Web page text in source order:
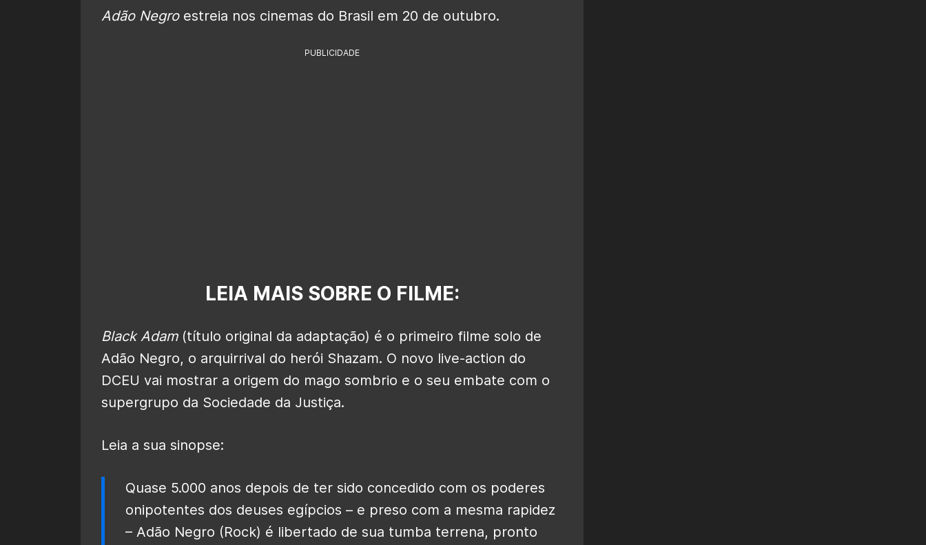
Adão Negroestreia nos cinemas do Brasil em 20 de outubro.
PUBLICIDADE
LEIA MAIS SOBRE O FILME:
Black Adam (título original da adaptação) é o primeiro filme solo de
Adão Negro, o arquirrival do herói Shazam. O novo live-action do
DCEU vai mostrar a origem do mago sombrio e o seu embate com o
supergrupo da Sociedade da Justiça.
Leia a sua sinopse:
Quase 5.000 anos depois de ter sido concedido com os poderes
onipotentes dos deuses egípcios – e preso com a mesma rapidez
– Adão Negro (Rock) é libertado de sua tumba terrena, pronto